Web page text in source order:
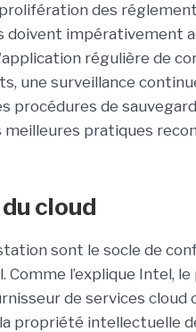
des
doivent impérativement
régulière de
une surveillance
procédures de
pratiques
cloud
sont le socle de
l’explique Intel,
de services cloud
propriété intellectuelle